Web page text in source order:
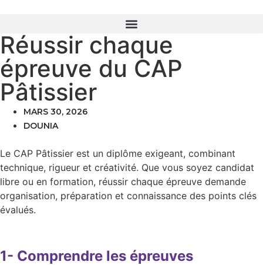
Réussir chaque
épreuve du CAP
Pâtissier
MARS 30, 2026
DOUNIA
Le CAP Pâtissier est un diplôme exigeant, combinant
technique, rigueur et créativité. Que vous soyez candidat
libre ou en formation, réussir chaque épreuve demande
organisation, préparation et connaissance des points clés
évalués.
1- Comprendre les épreuves